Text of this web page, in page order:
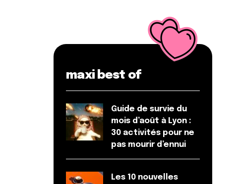
maxi best of
Guide de survie du
mois d’août à Lyon :
30 activités pour ne
pas mourir d’ennui
Les 10 nouvelles